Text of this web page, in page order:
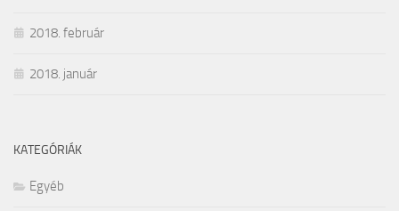
2018. február
2018. január
KATEGÓRIÁK
Egyéb